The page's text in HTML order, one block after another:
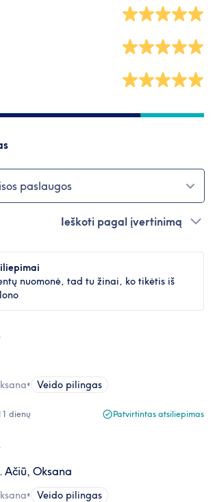
paslaugos
Ieškoti pagal įvertinimą
nuomonė, tad tu žinai, ko tikėtis iš
• Veido pilingas
dienų Patvirtintas atsiliepimas
Ačiū, Oksana
• Veido pilingas